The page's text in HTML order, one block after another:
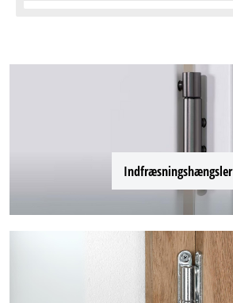
Indfræsningshængsler